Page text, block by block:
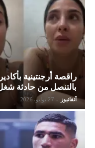
راقصة أرجنتينية
بالتنصل من حادثة
آنفانيوز - 27 يوليو، 2026